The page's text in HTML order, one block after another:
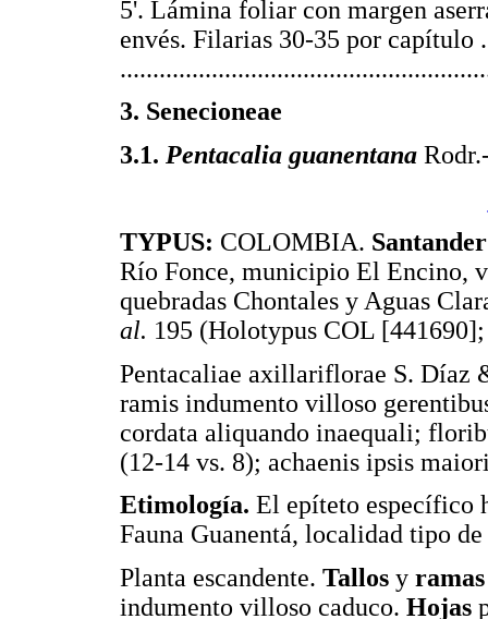
5'. Lámina foliar con margen
envés. Filarias 30-35 por capítulo
3. Senecioneae
3.1. Pentacalia guanentana
TYPUS: COLOMBIA.
Río Fonce, municipio El Encino,
quebradas Chontales y Aguas
al. 195 (Holotypus COL
Pentacaliae axillariflorae S. Díaz
ramis indumento villoso
cordata aliquando inaequali;
(12-14 vs. 8); achaenis ipsis
Etimología. El epíteto específico
Fauna Guanentá, localidad tipo
Planta escandente. Tallos y ramas
indumento villoso caduco. Hojas